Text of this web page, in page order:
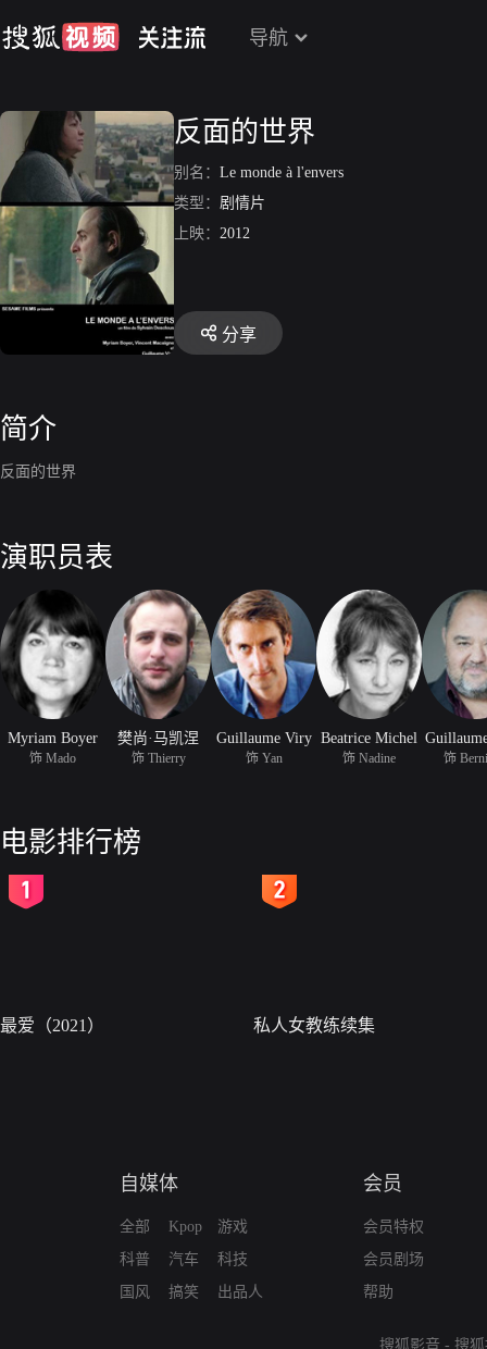
导航
反面的世界
别名： Le monde à l'envers
类型： 剧情片
上映： 2012
分享
简介
反面的世界
演职员表
Myriam Boyer
饰 Mado
樊尚·马凯涅
饰 Thierry
Guillaume Viry
饰 Yan
Beatrice Michel
饰 Nadine 饰
电影排行榜
最爱（2021） 私人女教练续集
自媒体
全部
科普
国风
Kpop
汽车
搞笑
游戏
科技
出品人
会员
会员特权
会员剧场
帮助
搜狐影音 - 搜